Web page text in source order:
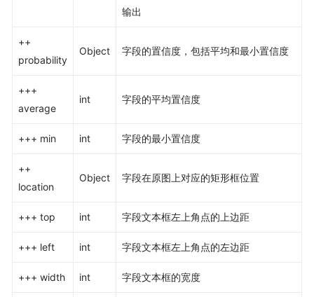
输出
++
probability
Object 字段的置信度，包括平均和最小置信度
+++
average
int 字段的平均置信度
+++ min int 字段的最小置信度
++
location
Object 字段在原图上对应的矩形框位置
+++ top int 字段文本框左上角点的上边距
+++ left int 字段文本框左上角点的左边距
+++ width int 字段文本框的宽度